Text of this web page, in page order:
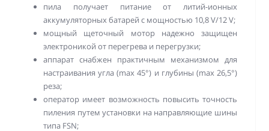
пила получает питание от литий-ионных
аккумуляторных батарей с мощностью 10,8 V/12 V;
мощный щеточный мотор надежно защищен
электроникой от перегрева и перегрузки;
аппарат снабжен практичным механизмом для
настраивания угла (max 45°) и глубины (max 26,5°)
реза;
оператор имеет возможность повысить точность
пиления путем установки на направляющие шины
типа FSN;